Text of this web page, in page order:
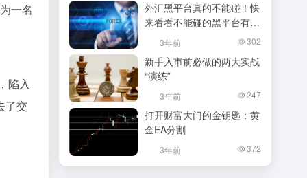
一名
陷入
了交
外汇黑平台真的不能碰！快
来看看不能碰的黑平台有哪
几类！3年前 302
新手入市前必做的两大实战
“演练”
3年前 247
打开财富大门的金钥匙：黄
金EA分割
3年前 372